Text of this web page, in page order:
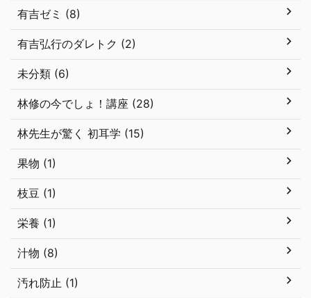
有吉ゼミ (8)
有吉弘行のダレトク (2)
未分類 (6)
林修の今でしょ！講座 (28)
林先生が驚く 初耳学 (15)
果物 (1)
枝豆 (1)
栄養 (1)
汁物 (8)
汚れ防止 (1)